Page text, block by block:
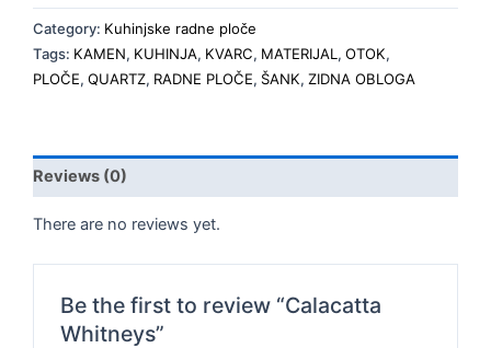
Category: Kuhinjske radne ploče
Tags: KAMEN, KUHINJA, KVARC, MATERIJAL , OTOK,
PLOČE, QUARTZ, RADNE PLOČE, ŠANK, ZIDNA OBLOGA
Reviews (0)
There are no reviews yet.
Be the first to review “Calacatta
Whitneys”